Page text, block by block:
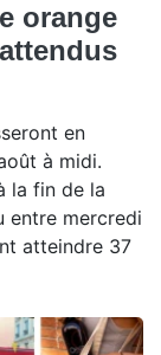
orange
en
à midi.
la fin de la
entre mercredi
atteindre 37